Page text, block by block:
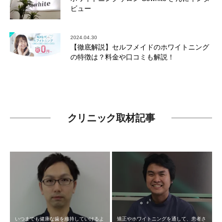
ビュー
2024.04.30
【徹底解説】セルフメイドのホワイトニング
の特徴は？料金や口コミも解説！
クリニック取材記事
いつまでも健康な歯を維持していけるよ 矯正やホワイトニングを通して、患者さ